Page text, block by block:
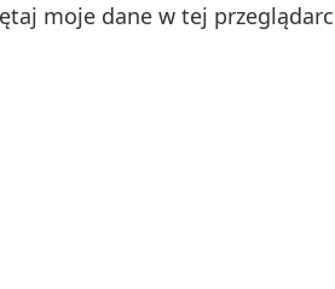
moje dane w tej